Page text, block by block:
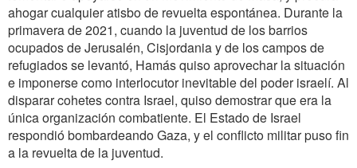
ahogar cualquier atisbo de revuelta espontánea. Durante la
primavera de 2021, cuando la juventud de los barrios
ocupados de Jerusalén, Cisjordania y de los campos de
refugiados se levantó, Hamás quiso aprovechar la situación
e imponerse como interlocutor inevitable del poder israelí. Al
disparar cohetes contra Israel, quiso demostrar que era la
única organización combatiente. El Estado de Israel
respondió bombardeando Gaza, y el conflicto militar puso fin
a la revuelta de la juventud.